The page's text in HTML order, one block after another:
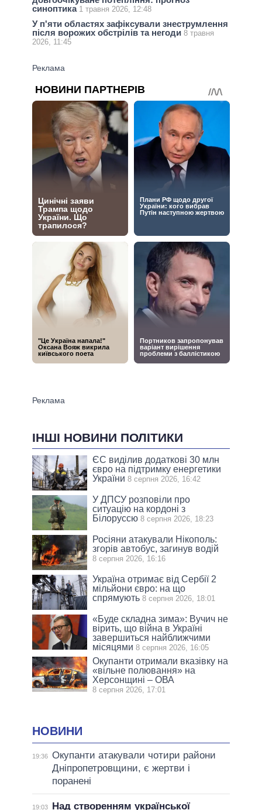
синоптика 1 травня 2026, 12:48
У п'яти областях зафіксували знеструмлення
після ворожих обстрілів та негоди 8 травня
2026, 11:45
ІНШІ НОВИНИ ПОЛІТИКИ
ЄС виділив додаткові 30 млн
євро на підтримку енергетики
України 8 серпня 2026, 16:42
У ДПСУ розповіли про
ситуацію на кордоні з
Білоруссю 8 серпня 2026, 18:23
Росіяни атакували Нікополь:
згорів автобус, загинув водій
8 серпня 2026, 16:16
Україна отримає від Сербії 2
мільйони євро: на що
спрямують 8 серпня 2026, 18:01
«Буде складна зима»: Вучич не
вірить, що війна в Україні
завершиться найближчими
місяцями 8 серпня 2026, 16:05
Окупанти отримали вказівку на
«вільне полювання» на
Херсонщині – ОВА
8 серпня 2026, 17:01
НОВИНИ
19:36 Окупанти атакували чотири райони
Дніпропетровщини, є жертви і
поранені
19:03
Над створенням української